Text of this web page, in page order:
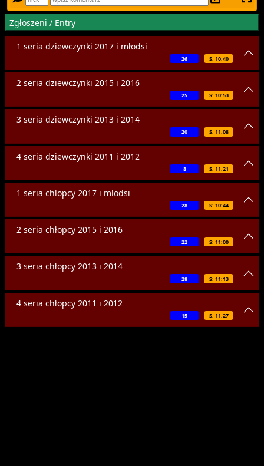
Zgłoszeni / Entry
1 seria dziewczynki 2017 i młodsi
S: 10:40
26
2 seria dziewczynki 2015 i 2016
S: 10:53
25
3 seria dziewczynki 2013 i 2014
S: 11:08
20
4 seria dziewczynki 2011 i 2012
S: 11:21
8
1 seria chlopcy 2017 i mlodsi
S: 10:44
28
2 seria chłopcy 2015 i 2016
S: 11:00
22
3 seria chłopcy 2013 i 2014
S: 11:13
28
4 seria chłopcy 2011 i 2012
S: 11:27
15